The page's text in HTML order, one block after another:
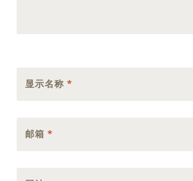
显示名称 *
邮箱 *